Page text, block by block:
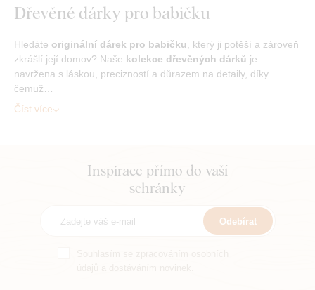
Dřevěné dárky pro babičku
Hledáte originální dárek pro babičku , který ji potěší a zároveň
zkrášlí její domov? Naše kolekce dřevěných dárků je
navržena s láskou, precizností a důrazem na detaily, díky
čemuž…
Číst více
Inspirace přímo do vaší
schránky
Odebírat